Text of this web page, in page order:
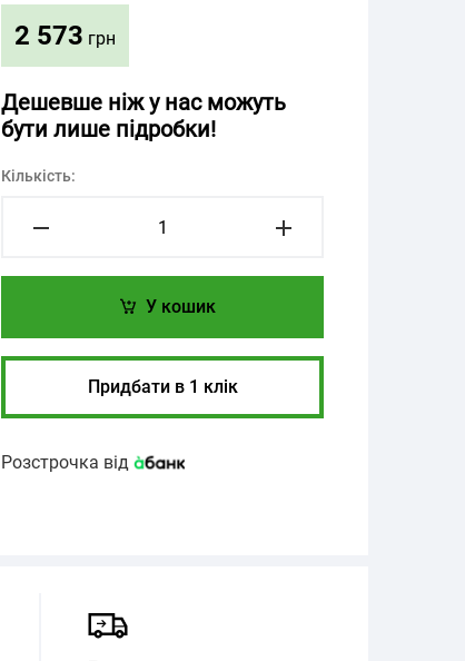
2 573 грн
Дешевше ніж у нас можуть
бути лише підробки!
Кількість:
У кошик
Придбати в 1 клік
Розстрочка від